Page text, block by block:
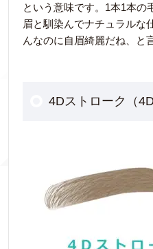
という意味です。1本1本の
眉と馴染んでナチュラルな
んなのに自眉綺麗だね、と
4Dストローク（